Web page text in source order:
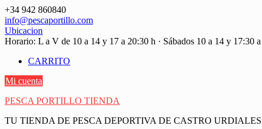
Saltar
contenido
+34 942 860840
info@pescaportillo.com
Ubicacion
Horario: L a V de 10 a 14 y 17 a 20:30 h · Sábados 10 a 14 y 17:30
CARRITO
Mi cuenta
PESCA PORTILLO TIENDA
TU TIENDA DE PESCA DEPORTIVA DE CASTRO URDIALES